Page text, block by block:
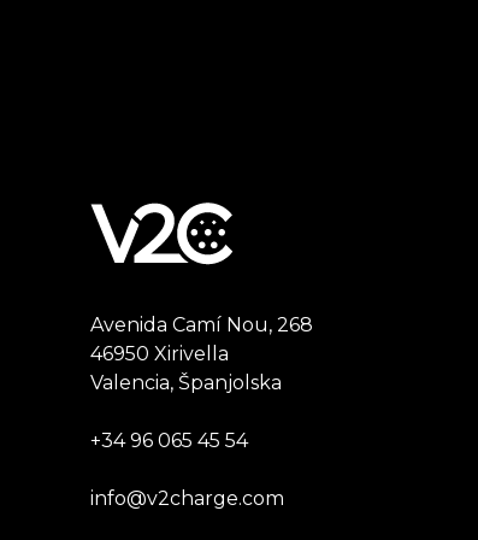
Avenida Camí Nou, 268
46950 Xirivella
Valencia, Španjolska
+34 96 065 45 54
info@v2charge.com